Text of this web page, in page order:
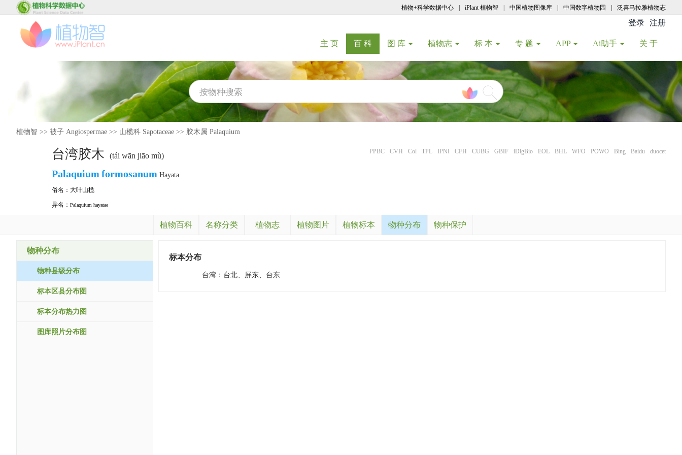
植物+科学数据中心 iPlant 植物智 中国植物图像库 中国数字植物园 泛喜马拉雅植物志
登录 注册
主 页(current)
百 科(current)
图 库 植物志 标 本 专 题 APP Ai助手 关 于
植物智 >> 被子 Angiospermae >> 山榄科 Sapotaceae >> 胶木属 Palaquium
台湾胶木 (tái wān jiāo mù) PPBC CVH Col TPL IPNI CFH CUBG GBIF iDigBio EOL BHL WFO POWO Bing Baidu duocet
Palaquium formosanum Hayata
俗名： 大叶山榄
异名： Palaquium hayatae
植物百科 名称分类 植物志 植物图片 植物标本 物种分布 物种保护
物种分布
物种县级分布
标本区县分布图
标本分布热力图
图库照片分布图
标本分布
台湾： 台北、屏东、台东